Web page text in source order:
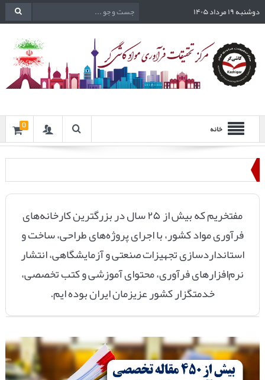
دوشنبه ۱۹ مرداد ۱۴۰۵
خانه 0
مفتخریم که بیش از ۲۵ سال در بزرگترین کارخانه‌های
فرآوری مواد کشور، با اجرای پروژه‌های طراحی، ساخت و
استانداردسازی تجهیزات صنعتی و آزمایشگاهی، انتشار
نرم‌افزارهای فرآوری، محتوای آموزشی و کتب تخصصی،
خدمتگزارکشور عزیزمان ایرانبوده ایم.